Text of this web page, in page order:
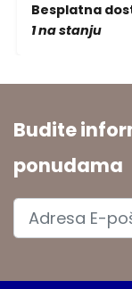
Besplatna
1 na stanju
Budite
ponudama